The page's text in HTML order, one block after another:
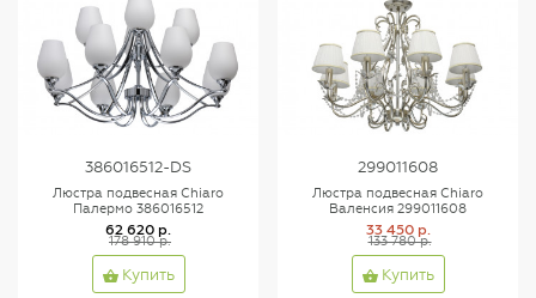
386016512-DS
Люстра подвесная Chiaro
Палермо 386016512
62 620 р.
178 910 р.
Купить
299011608
Люстра подвесная Chiaro
Валенсия 299011608
33 450 р.
133 780 р.
Купить